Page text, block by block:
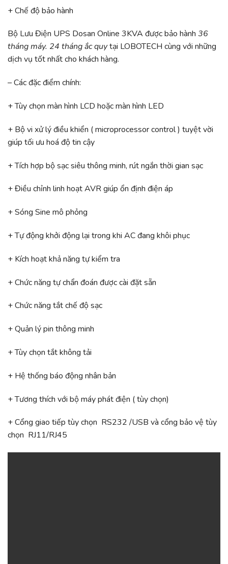
+ Chế độ bảo hành
Bộ Lưu Điện UPS Dosan Online 3KVA được bảo hành 36
tháng máy. 24 tháng ắc quytại LOBOTECH cùng với những
dịch vụ tốt nhất cho khách hàng.
–Các đặc điểm chính:
+ Tùy chọn màn hình LCD hoặc màn hình LED
+ Bộ vi xử lý điều khiển ( microprocessor control ) tuyệt vời
giúp tối ưu hoá độ tin cậy
+ Tích hợp bộ sạc siêu thông minh, rút ​​ngắn thời gian sạc
+ Điều chỉnh linh hoạt AVR giúp ổn định điện áp
+ Sóng Sine mô phỏng
+ Tự động khởi động lại trong khi AC đang khôi phục
+ Kích hoạt khả năng tự kiểm tra
+ Chức năng tự chẩn đoán được cài đặt sẵn
+ Chức năng tắt chế độ sạc
+ Quản lý pin thông minh
+ Tùy chọn tắt không tải
+ Hệ thống báo động nhân bản
+ Tương thích với bộ máy phát điện ( tùy chọn)
+ Cổng giao tiếp tùy chọn RS232 /USB và cổng bảo vệ tùy
chọn RJ11/RJ45